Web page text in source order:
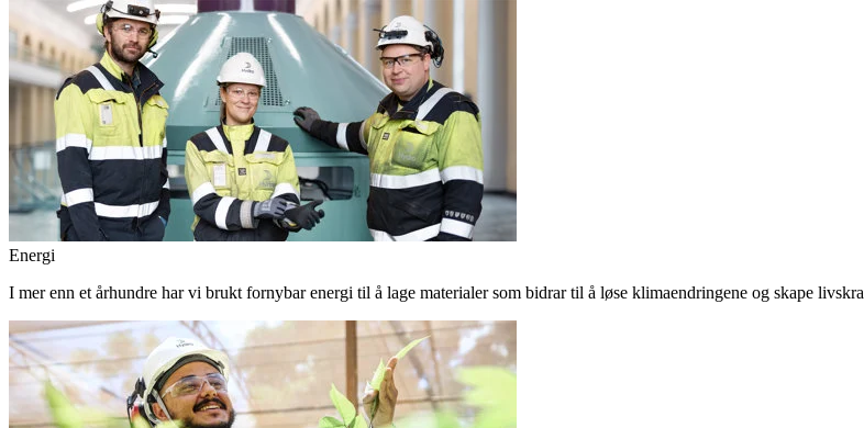
Energi
I mer enn et århundre har vi brukt fornybar energi til å lage materialer som bidrar til å løse klimaendringene og skape